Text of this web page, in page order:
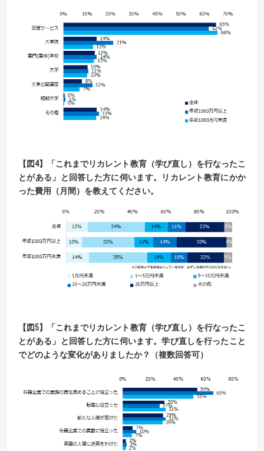
【図4】「これまでリカレント教育（学び直し）を行なったこ
とがある」と回答した方に伺います。
リカレント教育にかか
った費用 （ 月間） を教えてください。
【図5】
「これまでリカレント教育（学び直し）を行なったこ
とがある」と回答した方に伺います。学び直しを行ったこと
でどのような変化がありましたか？（複数回答可）